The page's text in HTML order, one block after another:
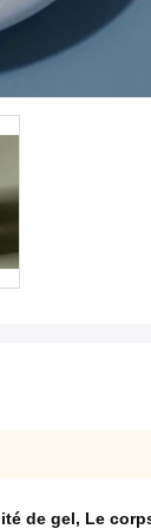
de gel, Le